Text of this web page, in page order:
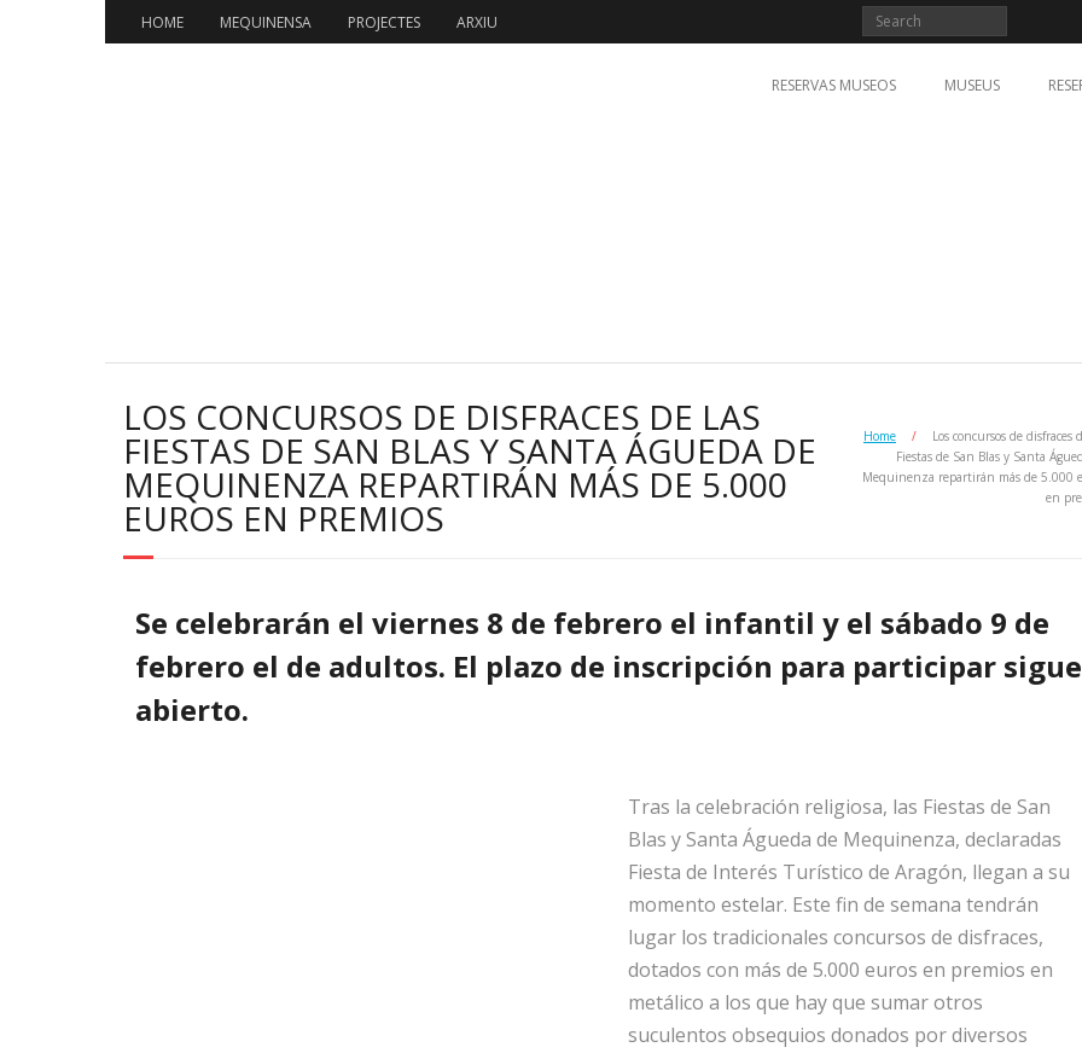
HOME MEQUINENSA PROJECTES ARXIU
RESERVAS MUSEOS MUSEUS
LOS CONCURSOS DE DISFRACES DE LAS
FIESTAS DE SAN BLAS Y SANTA ÁGUEDA DE
MEQUINENZA REPARTIRÁN MÁS DE 5.000
EUROS EN PREMIOS
Home /
Los concursos de disfraces
Fiestas de San Blas y Santa
Mequinenza repartirán más de 5.000
en
Se celebrarán el viernes 8 de febrero el infantil y el sábado 9 de
febrero el de adultos. El plazo de inscripción para participar sigue
abierto.
Tras la celebración religiosa, las Fiestas de San
Blas y Santa Águeda de Mequinenza, declaradas
Fiesta de Interés Turístico de Aragón, llegan a su
momento estelar. Este fin de semana tendrán
lugar los tradicionales concursos de disfraces,
dotados con más de 5.000 euros en premios en
metálico a los que hay que sumar otros
suculentos obsequios donados por diversos